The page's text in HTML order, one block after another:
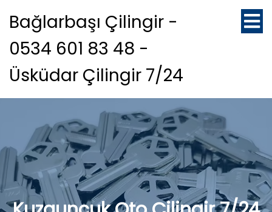
Bağlarbaşı Çilingir -
0534 601 83 48 -
Üsküdar Çilingir 7/24